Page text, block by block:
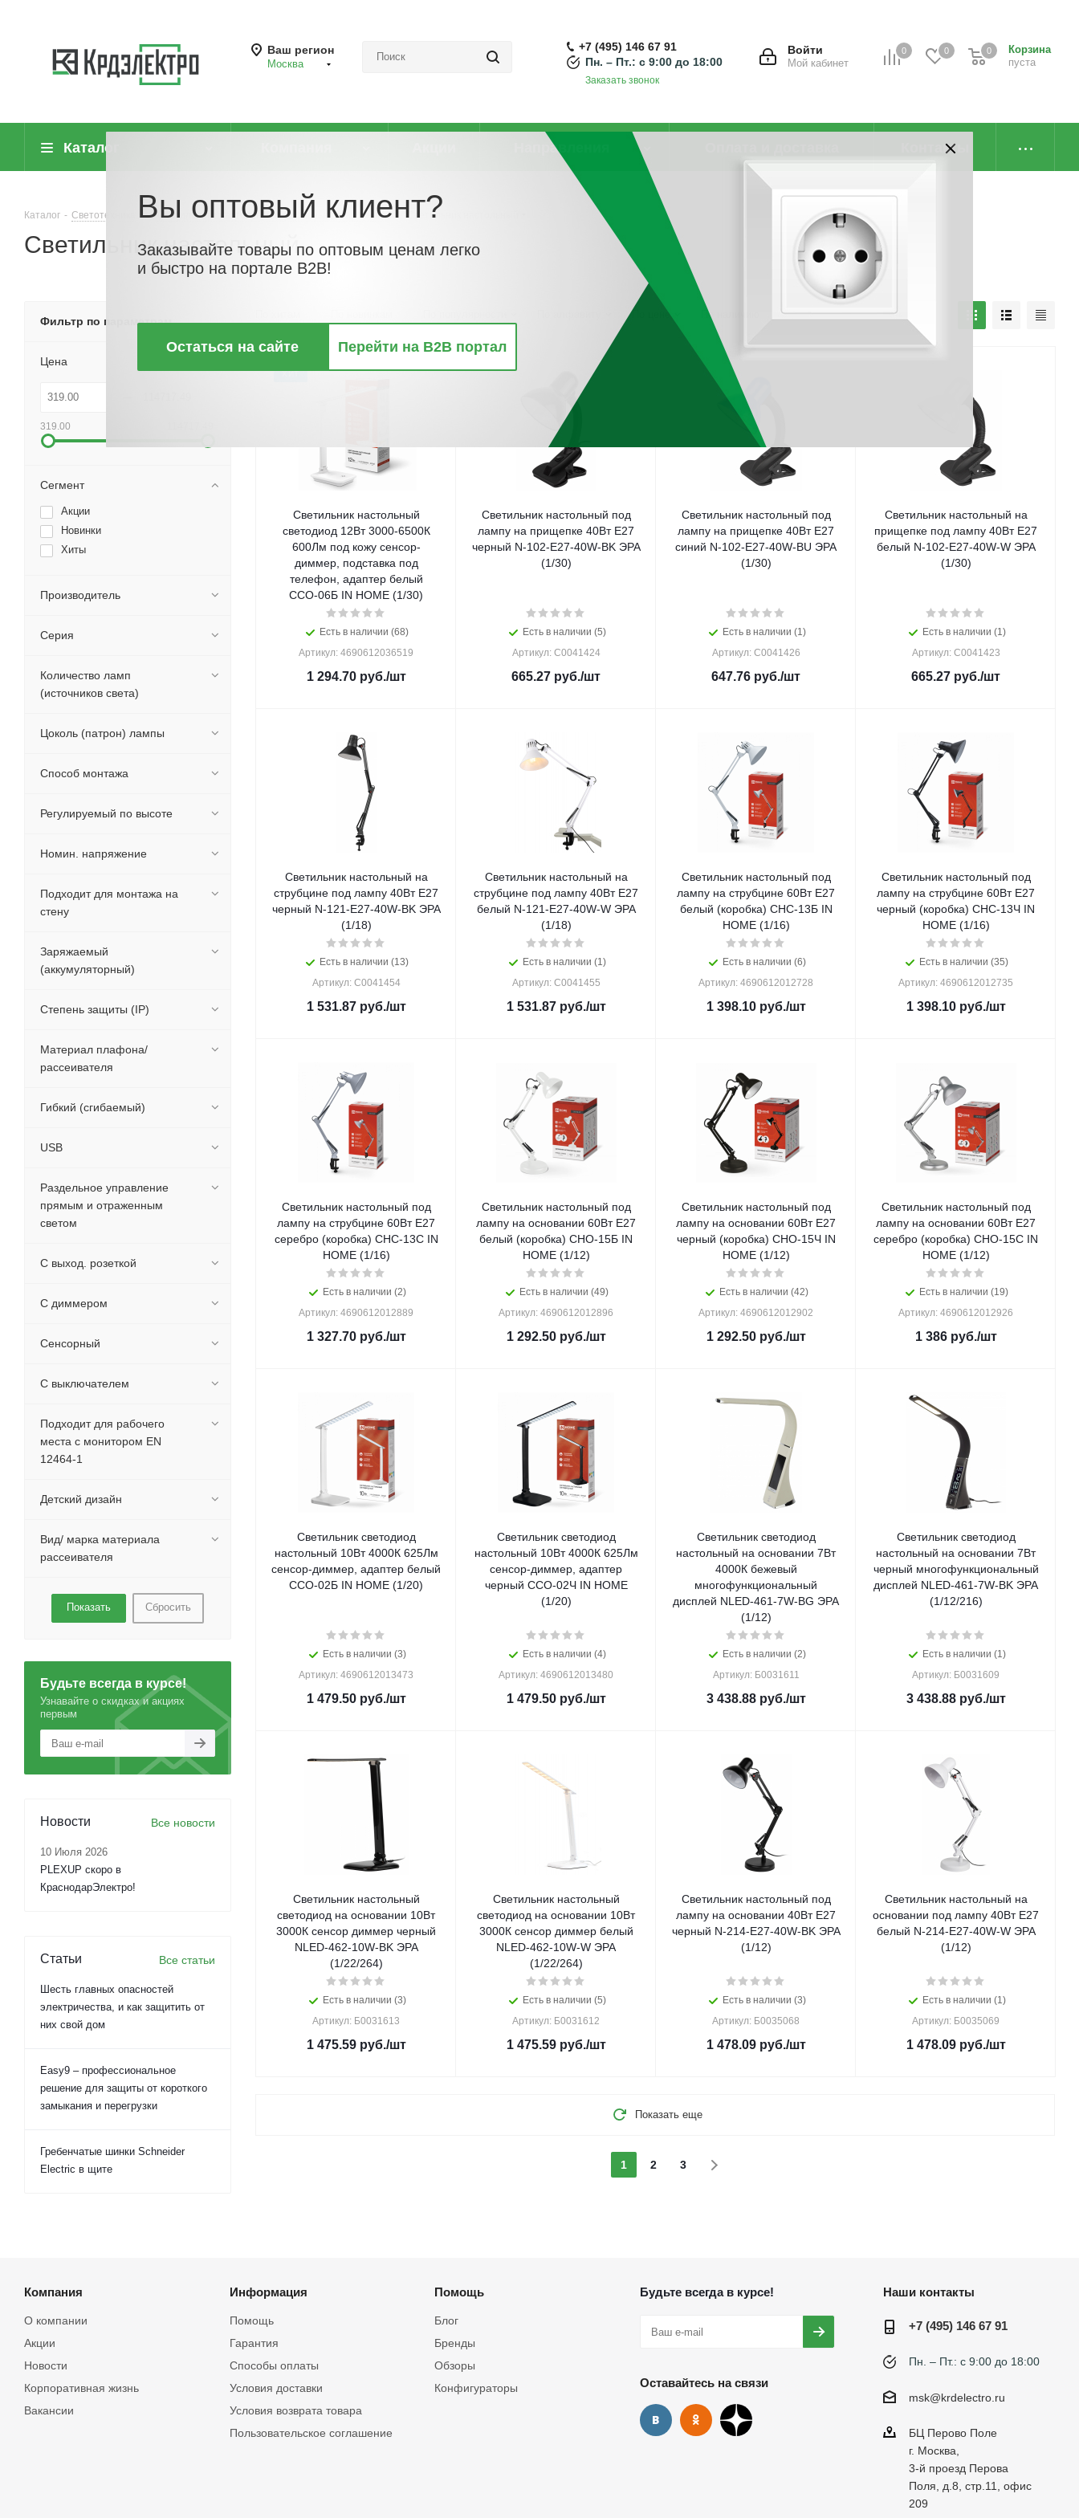
Ваш регион
Москва
0 0
Корзина
пуста
0
Войти
Мой кабинет
+7 (495) 146 67 91
Пн. – Пт.: с 9:00 до 18:00
Заказать звонок
Каталог Направления Контакты
Каталог - Светотехника - Светильники настольные, напольные, станочные Светильник настольный
Светильник настольный
По цене По наличию
ХИТ
Светильник настольный
светодиод 12Вт 3000-6500К
600Лм под кожу сенсор-
диммер, подставка под
телефон, адаптер белый
ССО-06Б IN HOME (1/30)
Есть в наличии (68)
Артикул: 4690612036519
1 294.70руб./шт
Светильник настольный под
лампу на прищепке 40Вт E27
черный N-102-E27-40W-BK ЭРА
(1/30)
Есть в наличии (5)
Артикул: C0041424
665.27 руб./шт
Светильник настольный под
лампу на прищепке 40Вт E27
синий N-102-E27-40W-BU ЭРА
(1/30)
Есть в наличии (1)
Артикул: C0041426
647.76 руб./шт
Светильник настольный на
прищепке под лампу 40Вт Е27
белый N-102-E27-40W-W ЭРА
(1/30)
Есть в наличии (1)
Артикул: C0041423
665.27 руб./шт
Светильник настольный на
струбцине под лампу 40Вт Е27
черный N-121-E27-40W-BK ЭРА
(1/18)
Есть в наличии (13)
Артикул: C0041454
1 531.87руб./шт
Светильник настольный на
струбцине под лампу 40Вт Е27
белый N-121-E27-40W-W ЭРА
(1/18)
Есть в наличии (1)
Артикул: C0041455
1 531.87руб./шт
Светильник настольный под
лампу на струбцине 60Вт E27
белый (коробка) СНС-13Б IN
HOME (1/16)
Есть в наличии (6)
Артикул: 4690612012728
1 398.10руб./шт
Светильник настольный под
лампу на струбцине 60Вт E27
черный (коробка) СНС-13Ч IN
HOME (1/16)
Есть в наличии (35)
Артикул: 4690612012735
1 398.10руб./шт
Светильник настольный под
лампу на струбцине 60Вт E27
серебро (коробка) СНС-13С IN
HOME (1/16)
Есть в наличии (2)
Артикул: 4690612012889
1 327.70руб./шт
Светильник настольный под
лампу на основании 60Вт E27
белый (коробка) СНО-15Б IN
HOME (1/12)
Есть в наличии (49)
Артикул: 4690612012896
1 292.50руб./шт
Светильник настольный под
лампу на основании 60Вт E27
черный (коробка) СНО-15Ч IN
HOME (1/12)
Есть в наличии (42)
Артикул: 4690612012902
1 292.50руб./шт
Светильник настольный под
лампу на основании 60Вт E27
серебро (коробка) СНО-15С IN
HOME (1/12)
Есть в наличии (19)
Артикул: 4690612012926
1 386руб./шт
Светильник светодиод
настольный 10Вт 4000К 625Лм
сенсор-диммер, адаптер белый
ССО-02Б IN HOME (1/20)
Есть в наличии (3)
Артикул: 4690612013473
1 479.50руб./шт
Светильник светодиод
настольный 10Вт 4000К 625Лм
сенсор-диммер, адаптер
черный ССО-02Ч IN HOME
(1/20)
Есть в наличии (4)
Артикул: 4690612013480
1 479.50руб./шт
Светильник светодиод
настольный на основании 7Вт
4000К бежевый
многофункциональный
дисплей NLED-461-7W-BG ЭРА
(1/12)
Есть в наличии (2)
Артикул: Б0031611
3 438.88руб./шт
Светильник светодиод
настольный на основании 7Вт
черный многофункциональный
дисплей NLED-461-7W-BK ЭРА
(1/12/216)
Есть в наличии (1)
Артикул: Б0031609
3 438.88руб./шт
Светильник настольный
светодиод на основании 10Вт
3000К сенсор диммер черный
NLED-462-10W-BK ЭРА
(1/22/264)
Есть в наличии (3)
Артикул: Б0031613
1 475.59руб./шт
Светильник настольный
светодиод на основании 10Вт
3000К сенсор диммер белый
NLED-462-10W-W ЭРА
(1/22/264)
Есть в наличии (5)
Артикул: Б0031612
1 475.59руб./шт
Светильник настольный под
лампу на основании 40Вт E27
черный N-214-Е27-40W-BK ЭРА
(1/12)
Есть в наличии (3)
Артикул: Б0035068
1 478.09руб./шт
Светильник настольный на
основании под лампу 40Вт Е27
белый N-214-E27-40W-W ЭРА
(1/12)
Есть в наличии (1)
Артикул: Б0035069
1 478.09руб./шт
Показать еще
1 2 3
Фильтр по параметрам
Цена
319.00
Сегмент
Акции
Новинки
Хиты
Производитель
Серия
Количество ламп
(источников света)
Цоколь (патрон) лампы
Способ монтажа
Регулируемый по высоте
Номин. напряжение
Подходит для монтажа на
стену
Заряжаемый
(аккумуляторный)
Степень защиты (IP)
Материал плафона/
рассеивателя
Гибкий (сгибаемый)
USB
Раздельное управление
прямым и отраженным
светом
С выход. розеткой
С диммером
Сенсорный
С выключателем
Подходит для рабочего
места с монитором EN
12464-1
Детский дизайн
Вид/ марка материала
рассеивателя
Сбросить
Будьте всегда в курсе!
Узнавайте о скидках и акциях
первым
Новости Все новости
10 Июля 2026
PLEXUP скоро в
КраснодарЭлектро!
Статьи Все статьи
Шесть главных опасностей
электричества, и как защитить от
них свой дом
Easy9 – профессиональное
решение для защиты от короткого
замыкания и перегрузки
Гребенчатые шинки Schneider
Electric в щите
Компания
О компании
Акции
Новости
Корпоративная жизнь
Вакансии
Информация
Помощь
Гарантия
Способы оплаты
Условия доставки
Условия возврата товара
Пользовательское соглашение
Помощь
Блог
Бренды
Обзоры
Конфигураторы
Будьте всегда в курсе!
Оставайтесь на связи
Наши контакты
+7 (495) 146 67 91
Пн. – Пт.: с 9:00 до 18:00
msk@krdelectro.ru
БЦ Перово Поле
г. Москва,
3-й проезд Перова
Поля, д.8, стр.11, офис
209
Вы оптовый клиент?
Заказывайте товары по оптовым ценам легко
и быстро на портале B2B!
Остаться на сайте Перейти на B2B портал